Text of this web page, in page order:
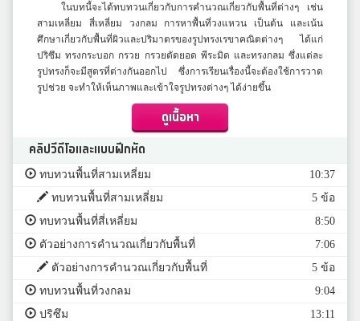
ในบทนี้จะได้ทบทวนเกี่ยวกับการคำนวณเกี่ยวกับพื้นที่ต่างๆ เช่น
สามเหลี่ยม สี่เหลี่ยม วงกลม การหาพื้นที่วงแหวน เป็นต้น และเน้น
ศึกษาเกี่ยวกับพื้นที่ผิวและปริมาตรของรูปทรงเรขาคณิตต่างๆ ได้แก่
ปริซึม ทรงกระบอก กรวย กรวยตัดยอด พีระมิด และทรงกลม ซึ่งแต่ละ
รูปทรงก็จะมีสูตรที่ต่างกันออกไป ซึ่งการเรียนเรื่องนี้จะต้องใช้การวาด
รูปช่วย จะทำให้เห็นภาพและเข้าใจรูปทรงต่างๆ ได้ง่ายขึ้น
ดูเนื้อหา
คลิปวีดีโอและแบบฝึกหัด
ทบทวนพื้นที่สามเหลี่ยม
10:37
ทบทวนพื้นที่สามเหลี่ยม
5 ข้อ
ทบทวนพื้นที่สี่เหลี่ยม
8:50
ตัวอย่างการคำนวณเกี่ยวกับพื้นที่
7:06
ตัวอย่างการคำนวณเกี่ยวกับพื้นที่
5 ข้อ
ทบทวนพื้นที่วงกลม
9:04
ปริซึม
13:11